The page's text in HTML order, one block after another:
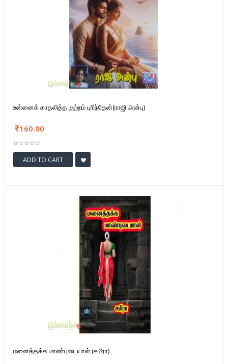
உன்னைக் காதலித்த குற்றம் புரிந்தேன்(ராஜி அன்பு)
160.00
ADD TO CART
மனைத்தக்க மாண்புடையாள் (சமீரா)